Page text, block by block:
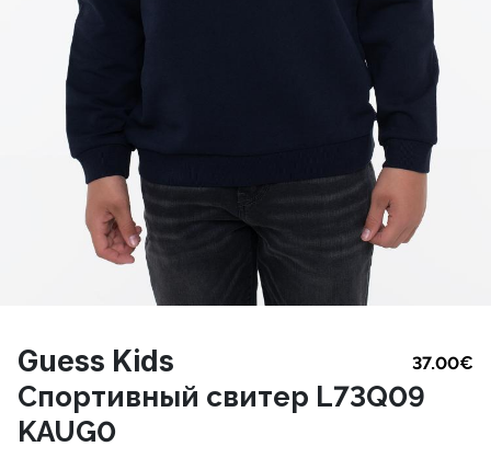
Guess Kids 37.00€
Cпортивный свитер L73Q09
KAUG0